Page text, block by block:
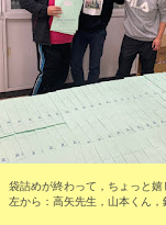
袋詰めが終わって，ちょっと嬉
左から：高矢先生，山本くん，